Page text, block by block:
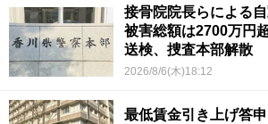
接骨院院長らによる
被害総額は2700万円
送検、捜査本部解散
2026/8/6(木)18:12
最低賃金引き上げ答